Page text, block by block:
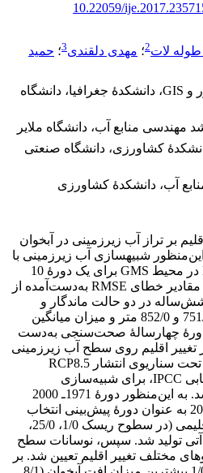
10.22059/
طوله‏ لات2؛ مهدی دلقندی3؛ حمید
استادیار گروه سنجش از دور و GIS، دانشکدۀ جغرافیا، دانشگاه
مهندسی منابع آب، دانشگاه ملایر
کشاورزی، دانشگاه صنعتی
آب، دانشکدۀ کشاورزی
بر تراز آب زیرزمینی در آبخوان
شبیه‏سازی آب زیرزمینی با
استفاده از مدل MODFLOW در محیط GMS برای یک دورۀ 10
ساله (1381ـ 1391) انجام شد. مقادیر خطای RMSE به‌دست‌آمده از
در دو حالت ماندگار و
غیرماندگار به‌ترتیب برابر با 751/0 و 852/0 متر و میزان میانگین
82/0 برای دورۀ چهارسالۀ صحت‌سنجی به‌دست
تغییر اقلیم روی سطح آب زیرزمینی
از خروجی 10 مدل AOGCM تحت سناریوی انتشار RCP8.5
مربوط به آخرین گزارش ارزیابی IPCC، برای شبیه‌سازی
پارامترهای اقلیمی استفاده شد. به این‌منظور دورۀ 1971‌ـ 2000
به‌عنوان دورۀ پایه و 2015‌ـ 2024 به عنوان دورۀ پیش‌بینی انتخاب
شد. در نهایت، پنج سناریو‏‏ی اقلیمی (در سطوح ریسک 1/0، 25/0،
برای دورۀ آتی تولید شد. سپس، نوسانات سطح
مختلف تغییر اقلیم تعیین شد. بر